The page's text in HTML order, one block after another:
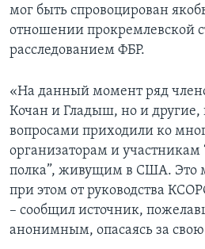
мог быть спровоцирован
отношении прокремлевской
расследованием ФБР.
«На данный момент ряд
Кочан и Гладыш, но и другие,
вопросами приходили ко
организаторам и участникам
полка”, живущим в США. Это
при этом от руководства
– сообщил источник,
анонимным, опасаясь за свою